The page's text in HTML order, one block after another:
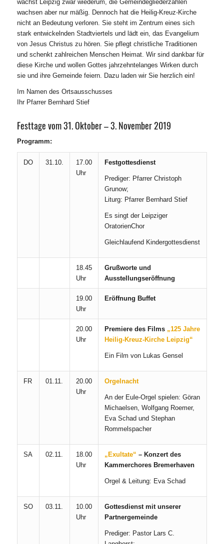
wächst Leipzig zwar wiederum, die Gemeindegliederzahlen
wachsen aber nur mäßig. Dennoch hat die Heilig-Kreuz-Kirche
nicht an Bedeutung verloren. Sie steht im Zentrum eines sich
stark entwickelnden Stadtviertels und lädt ein, das Evangelium
von Jesus Christus zu hören. Sie pflegt christliche Traditionen
und schenkt zahlreichen Menschen Heimat. Wir sind dankbar für
diese Kirche und wollen Gottes jahrzehntelanges Wirken durch
sie und ihre Gemeinde feiern. Dazu laden wir Sie herzlich ein!
Im Namen des Ortsausschusses
Ihr Pfarrer Bernhard Stief
Festtage vom 31. Oktober – 3. November 2019
Programm:
DO 31.10.
17.00
Uhr
Festgottesdienst
Prediger: Pfarrer Christoph
Grunow;
Liturg: Pfarrer Bernhard Stief
Es singt der Leipziger
OratorienChor
Gleichlaufend Kindergottesdienst
18.45
Uhr
Grußworte und
Ausstellungseröffnung
19.00
Uhr
Eröffnung Buffet
20.00
Uhr
Premiere des Films „125 Jahre
Heilig-Kreuz-Kirche Leipzig“
Ein Film von Lukas Gensel
FR 01.11.
20.00
Uhr
Orgelnacht
An der Eule-Orgel spielen: Göran
Michaelsen, Wolfgang Roemer,
Eva Schad und Stephan
Rommelspacher
SA 02.11.
18.00
Uhr
„Exultate“ – Konzert des
Kammerchores Bremerhaven
Orgel & Leitung: Eva Schad
SO 03.11.
10.00
Uhr
Gottesdienst mit unserer
Partnergemeinde
Prediger: Pastor Lars C.